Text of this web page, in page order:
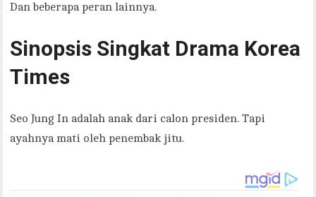
Dan beberapa peran lainnya.
Sinopsis Singkat Drama Korea
Times
Seo Jung In adalah anak dari calon presiden. Tapi
ayahnya mati oleh penembak jitu.